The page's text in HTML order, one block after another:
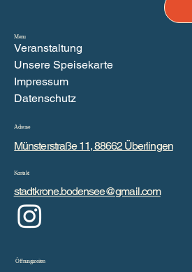
Menu
Veranstaltung
Unsere Speisekarte
Impressum
Datenschutz
Öffnungszeiten
Adresse
Münsterstraße 11, 88662 Überlingen
Kontakt
stadtkrone.bodensee@gmail.com